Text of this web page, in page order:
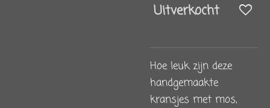
Uitverkocht
Hoe leuk zijn deze
handgemaakte
kransjes met mos,